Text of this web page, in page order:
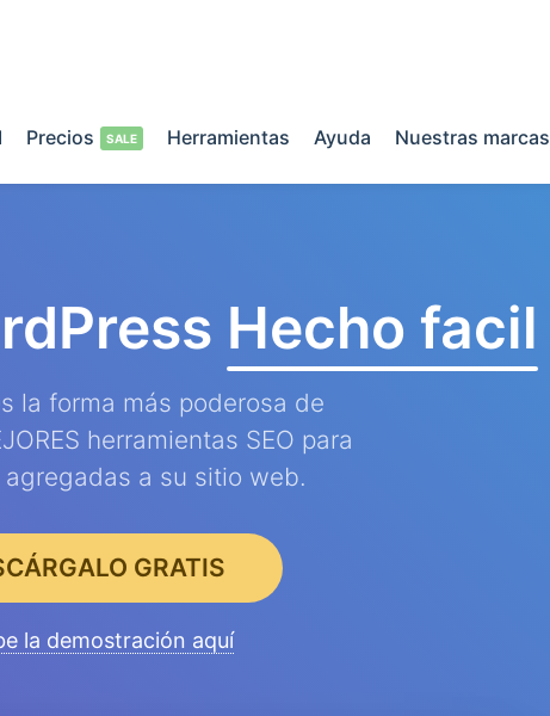
Precios Herramientas Ayuda Nuestras marcas
Hecho facil
la forma más poderosa de
herramientas SEO para
agregadas a su sitio web.
GRATIS
la demostración aquí